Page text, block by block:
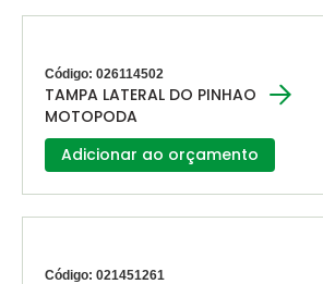
Código: 026114502
TAMPA LATERAL DO PINHAO
MOTOPODA
Adicionar ao orçamento
Código: 021451261